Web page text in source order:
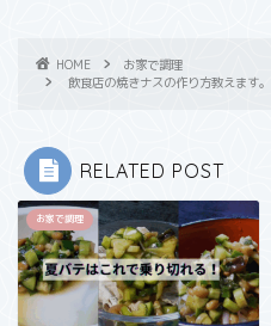
HOME
お家で調理
飲食店の焼きナスの作り方教えます
RELATED POST
お家で調理